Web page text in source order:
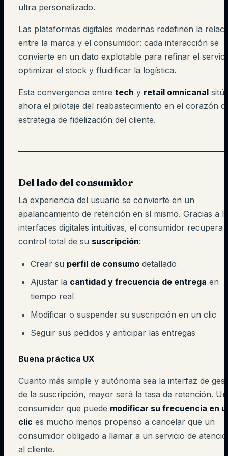
ultra personalizado.
Las plataformas digitales modernas redefinen la
entre la marca y el consumidor: cada interacción se
convierte en un dato explotable para refinar el
optimizar el stock y fluidificar la logística.
Esta convergencia entre tech y retail omnicanal
ahora el pilotaje del reabastecimiento en el corazón
estrategia de fidelización del cliente.
Del lado del consumidor
La experiencia del usuario se convierte en un
apalancamiento de retención en sí mismo. Gracias a
interfaces digitales intuitivas, el consumidor recupera
control total de su suscripción:
Crear su perfil de consumo detallado
Ajustar la cantidad y frecuencia de entrega en
tiempo real
Modificar o suspender su suscripción en un clic
Seguir sus pedidos y anticipar las entregas
Buena práctica UX
Cuanto más simple y autónoma sea la interfaz de
de la suscripción, mayor será la tasa de retención. Un
consumidor que puede modificar su frecuencia en
clic es mucho menos propenso a cancelar que un
consumidor obligado a llamar a un servicio de
al cliente.